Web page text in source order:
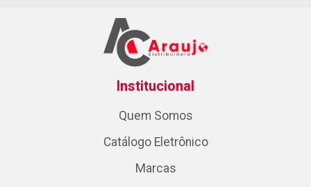
Institucional
Quem Somos
Catálogo Eletrônico
Marcas